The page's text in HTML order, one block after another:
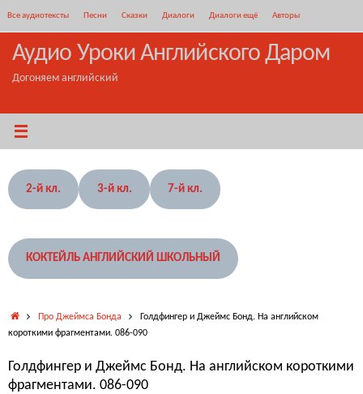
содержимому
Все аудиотексты Песни Сказки Диалоги Диалоги ещё Авторы
Аудио Уроки Английского Даром
Догоняем английский
2-й кл. 3-й кл. 7-й кл.
КОКТЕЙЛЬ АНГЛИЙСКИЙ ШКОЛЬНЫЙ
ГлавнаяПро Джеймса Бонда
Голдфингер и Джеймс Бонд. На английском
короткими фрагментами. 086-090
Голдфингер и Джеймс Бонд. На английском короткими
фрагментами. 086-090